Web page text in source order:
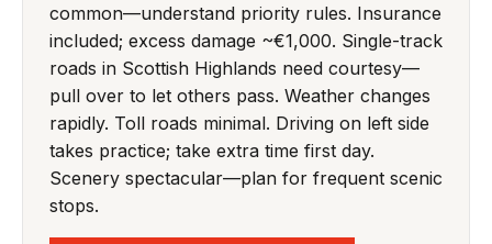
common—understand priority rules. Insurance
included; excess damage ~€1,000. Single-track
roads in Scottish Highlands need courtesy—
pull over to let others pass. Weather changes
rapidly. Toll roads minimal. Driving on left side
takes practice; take extra time first day.
Scenery spectacular—plan for frequent scenic
stops.